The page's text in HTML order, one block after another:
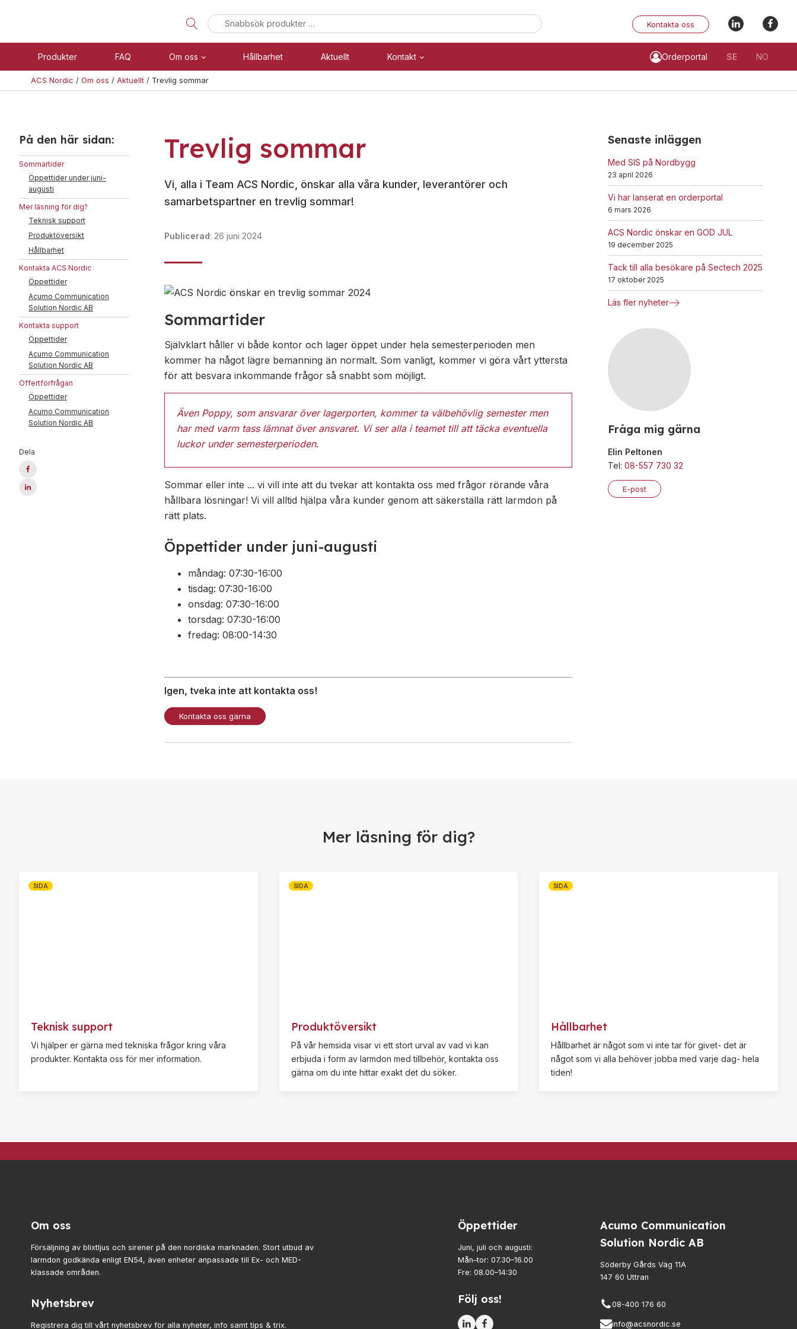
Sök
efter:
När automatisk komplettering av resultat är tillgängliga
Kontakta oss
Produkter FAQ Om oss Hållbarhet Aktuellt Kontakt Orderportal SE NO
Se alla kategorier
Se alla produkter
Teknisk support
Offertförfrågan
Blixtljus
Sirener
Larmsystem
Sirener
Larmsystem
Kombinerade enheter
Tillbehör
MED-klassade
Strömförsörjning
ACS Nordic / Om oss / Aktuellt / Trevlig sommar
På den här sidan:
Sommartider
Öppettider under juni-
augusti
Mer läsning för dig?
Teknisk support
Produktöversikt
Hållbarhet
Kontakta ACS Nordic
Öppettider
Acumo Communication
Solution Nordic AB
Kontakta support
Öppettider
Acumo Communication
Solution Nordic AB
Offertförfrågan
Öppettider
Acumo Communication
Solution Nordic AB
Dela
Trevlig sommar
Vi, alla i Team ACS Nordic, önskar alla våra kunder, leverantörer och
samarbetspartner en trevlig sommar!
Publicerad: 26 juni 2024
Sommartider
Självklart håller vi både kontor och lager öppet under hela semesterperioden men
kommer ha något lägre bemanning än normalt. Som vanligt, kommer vi göra vårt yttersta
för att besvara inkommande frågor så snabbt som möjligt.
Även Poppy, som ansvarar över lagerporten, kommer ta välbehövlig semester men
har med varm tass lämnat över ansvaret. Vi ser alla i teamet till att täcka eventuella
luckor under semesterperioden.
Sommar eller inte ... vi vill inte att du tvekar att kontakta oss med frågor rörande våra
hållbara lösningar! Vi vill alltid hjälpa våra kunder genom att säkerställa rätt larmdon på
rätt plats.
Öppettider under juni-augusti
måndag: 07:30-16:00
tisdag: 07:30-16:00
onsdag: 07:30-16:00
torsdag: 07:30-16:00
fredag: 08:00-14:30
Igen, tveka inte att kontakta oss!
Kontakta oss gärna
Senaste inläggen
Med SIS på Nordbygg
23 april 2026
Vi har lanserat en orderportal
6 mars 2026
ACS Nordic önskar en GOD JUL
19 december 2025
Tack till alla besökare på Sectech 2025
17 oktober 2025
Läs fler nyheter
Fråga mig gärna
Elin Peltonen
Tel: 08-557 730 32
E-post
Mer läsning för dig?
SIDA
Teknisk support
Vi hjälper er gärna med tekniska frågor kring våra
produkter. Kontakta oss för mer information.
SIDA
Produktöversikt
På vår hemsida visar vi ett stort urval av vad vi kan
erbjuda i form av larmdon med tillbehör, kontakta oss
gärna om du inte hittar exakt det du söker.
SIDA
Hållbarhet
Hållbarhet är något som vi inte tar för givet- det är
något som vi alla behöver jobba med varje dag- hela
tiden!
Om oss
Försäljning av blixtljus och sirener på den nordiska marknaden. Stort utbud av
larmdon godkända enligt EN54, även enheter anpassade till Ex- och MED-
klassade områden.
Nyhetsbrev
Registrera dig till vårt nyhetsbrev för alla nyheter, info samt tips & trix.
Öppettider
Juni, juli och augusti:
Mån–tor: 07.30–16.00
Fre: 08.00–14:30
Följ oss!
Acumo Communication
Solution Nordic AB
Söderby Gårds Väg 11A
147 60 Uttran
08-400 176 60
info@acsnordic.se